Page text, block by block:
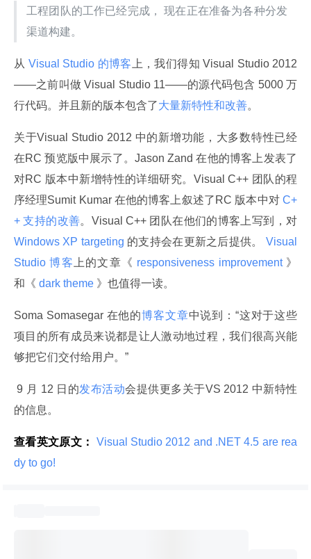
工程团队的工作已经完成， 现在正在准备为各种分发
渠道构建。
从 Visual Studio 的博客 上，我们得知 Visual Studio 2012
——之前叫做 Visual Studio 11——的源代码包含 5000 万
行代码。并且新的版本包含了大量新特性和改善。
关于Visual Studio 2012 中的新增功能，大多数特性已经
在RC 预览版中展示了。Jason Zand 在他的博客上发表了
对RC 版本中新增特性的详细研究。Visual C++ 团队的程
序经理Sumit Kumar 在他的博客上叙述了RC 版本中对 C+
+ 支持的改善。Visual C++ 团队在他们的博客上写到，对
Windows XP targeting 的支持会在更新之后提供。
Visual
Studio 博客 上的文章《 responsiveness improvement 》
和《 dark theme 》也值得一读。
Soma Somasegar 在他的博客文章中说到：“这对于这些
项目的所有成员来说都是让人激动地过程，我们很高兴能
够把它们交付给用户。”
9 月 12 日的发布活动会提供更多关于VS 2012 中新特性
的信息。
查看英文原文：
Visual Studio 2012 and .NET 4.5 are rea
dy to go!